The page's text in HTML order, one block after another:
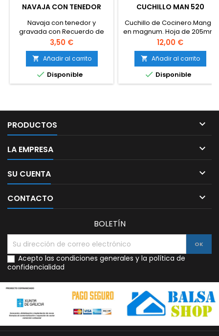
NAVAJA CON TENEDOR
Navaja con tenedor y
gravada con Recuerdo de
Galicia
Precio
3,50 €
 Añadir al carrito
 Disponible
CUCHILLO MAN 520
Cuchillo de Cocinero.Mango
en magnum. Hoja de 205mm.
Afilado a mano.
Precio
12,00 €
 Añadir al carrito
 Disponible
PRODUCTOS 
LA EMPRESA 
SU CUENTA 
CONTACTO 
BOLETÍN
Acepto las condiciones generales y la política de
confidencialidad